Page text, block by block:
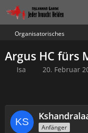
Organisatorisches
Argus HC fürs
Isa 20. Februar
Anfänger